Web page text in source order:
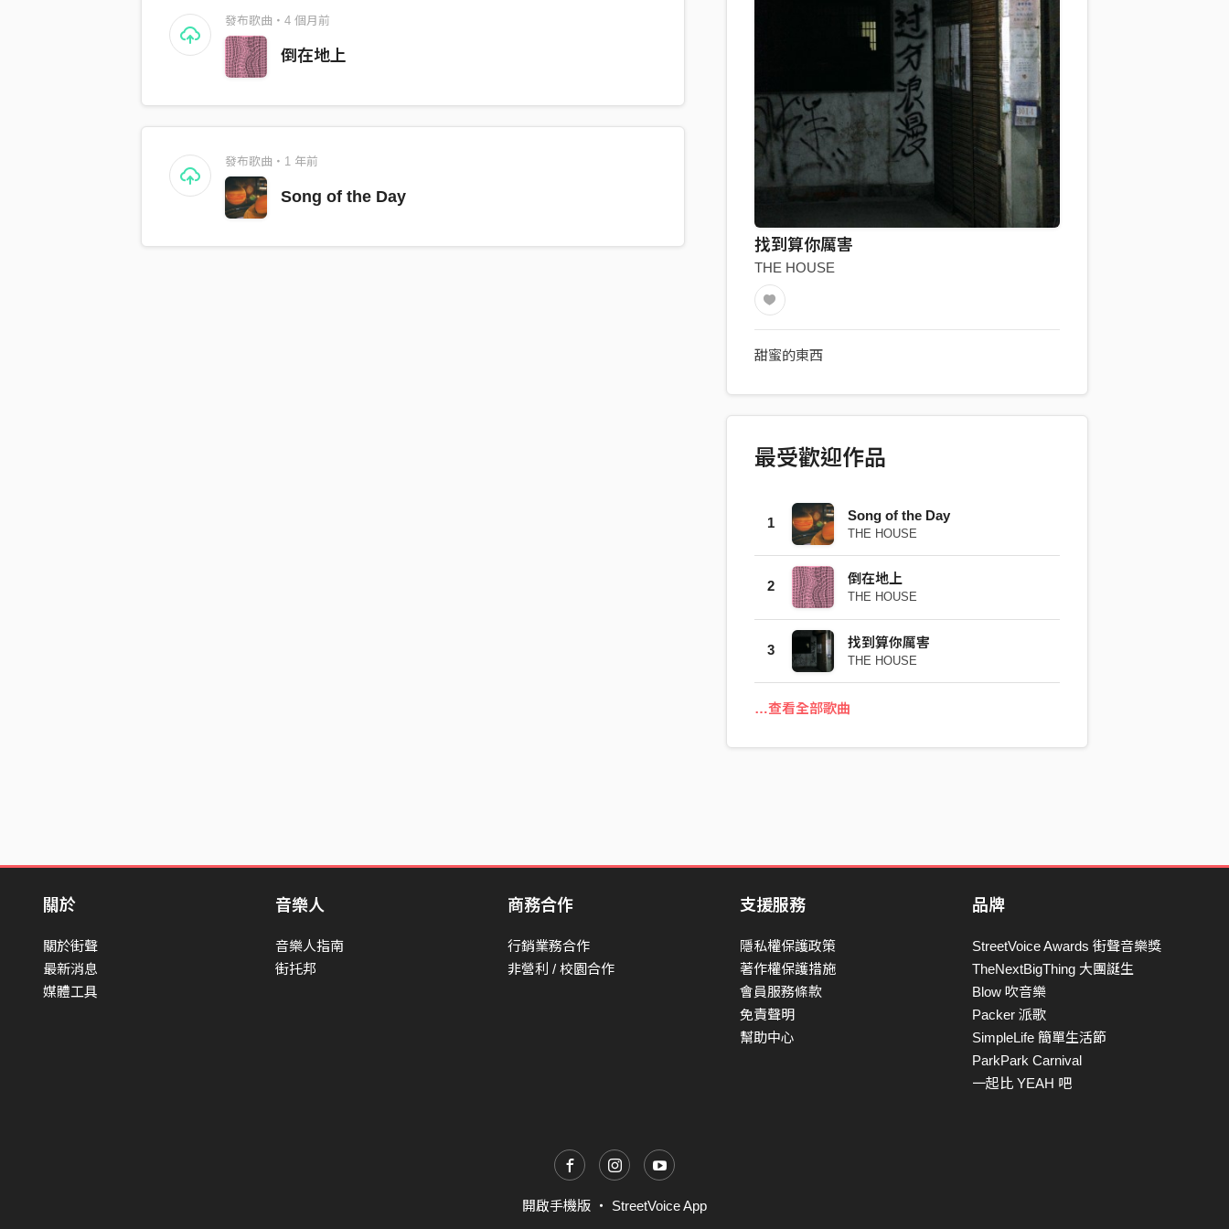
發布歌曲・4 個月前
倒在地上
發布歌曲・1 年前
Song of the Day
找到算你厲害
THE HOUSE
甜蜜的東西
最受歡迎作品
1 Song of the Day
THE HOUSE
2 倒在地上
THE HOUSE
3 找到算你厲害
THE HOUSE
…查看全部歌曲
關於
關於街聲
最新消息
媒體工具
音樂人
音樂人指南
街托邦
商務合作
行銷業務合作
非營利 / 校園合作
支援服務
隱私權保護政策
著作權保護措施
會員服務條款
免責聲明
幫助中心
品牌
StreetVoice Awards 街聲音樂獎
TheNextBigThing 大團誕生
Blow 吹音樂
Packer 派歌
SimpleLife 簡單生活節
ParkPark Carnival
一起比 YEAH 吧
開啟手機版 ・ StreetVoice App